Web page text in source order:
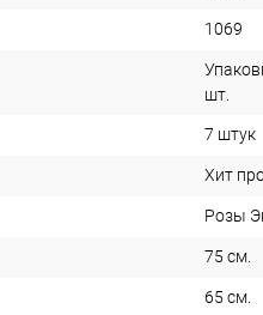
1069
шт.
7 штук
Хит
Розы
75 см.
65 см.